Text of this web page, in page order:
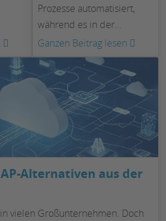
EU
Data
Was
Cloud-
ERP-
Anwender
Prozesse automatisiert,
während es in der…
Ganzen Beitrag lesen
für
Alternativen aus der
vielen Großunternehmen. Doch